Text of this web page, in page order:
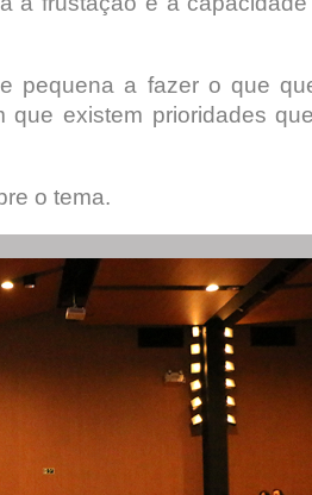
pequena a fazer o que
existem prioridades
o tema.